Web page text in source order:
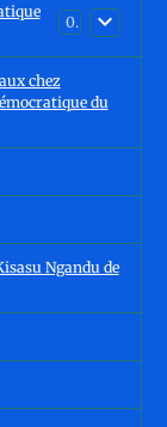
0
chez
du
Ngandu de